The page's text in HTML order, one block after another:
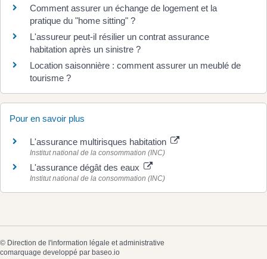
Comment assurer un échange de logement et la
pratique du "home sitting" ?
L'assureur peut-il résilier un contrat assurance
habitation après un sinistre ?
Location saisonnière : comment assurer un meublé de
tourisme ?
Pour en savoir plus
L'assurance multirisques habitation
Institut national de la consommation (INC)
L'assurance dégât des eaux
Institut national de la consommation (INC)
© Direction de l'information légale et administrative
comarquage developpé par baseo.io